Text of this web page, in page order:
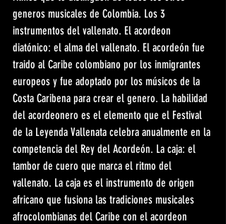
generos musicales de Colombia. Los 3
instrumentos del vallenato. El acordeon
diatónico: el alma del vallenato. El acordeón fue
traido al Caribe colombiano por los inmigrantes
europeos y fue adoptado por los músicos de la
Costa Caribena para crear el genero. La habilidad
del acordeonero es el elemento que el Festival
de la Leyenda Vallenata celebra anualmente en la
competencia del Rey del Acordeón. La caja: el
tambor de cuero que marca el ritmo del
vallenato. La caja es el instrumento de origen
africano que fusiona las tradiciones musicales
afrocolombianas del Caribe con el acordeon